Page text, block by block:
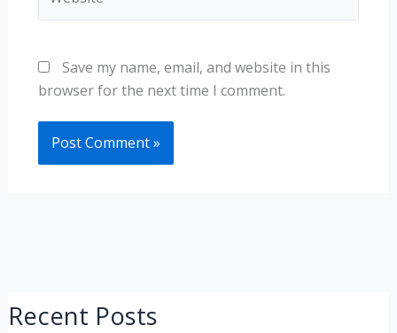
Save my name, email, and website in this
browser for the next time I comment.
Recent Posts